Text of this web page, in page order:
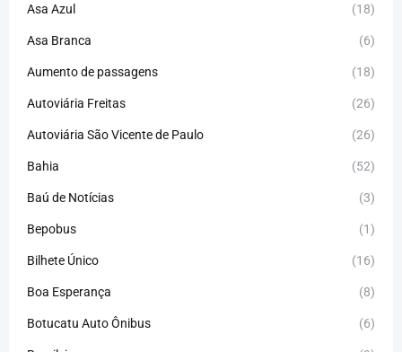
Asa Azul (18)
Asa Branca (6)
Aumento de passagens (18)
Autoviária Freitas (26)
Autoviária São Vicente de Paulo (26)
Bahia (52)
Baú de Notícias (3)
Bepobus (1)
Bilhete Único (16)
Boa Esperança (8)
Botucatu Auto Ônibus (6)